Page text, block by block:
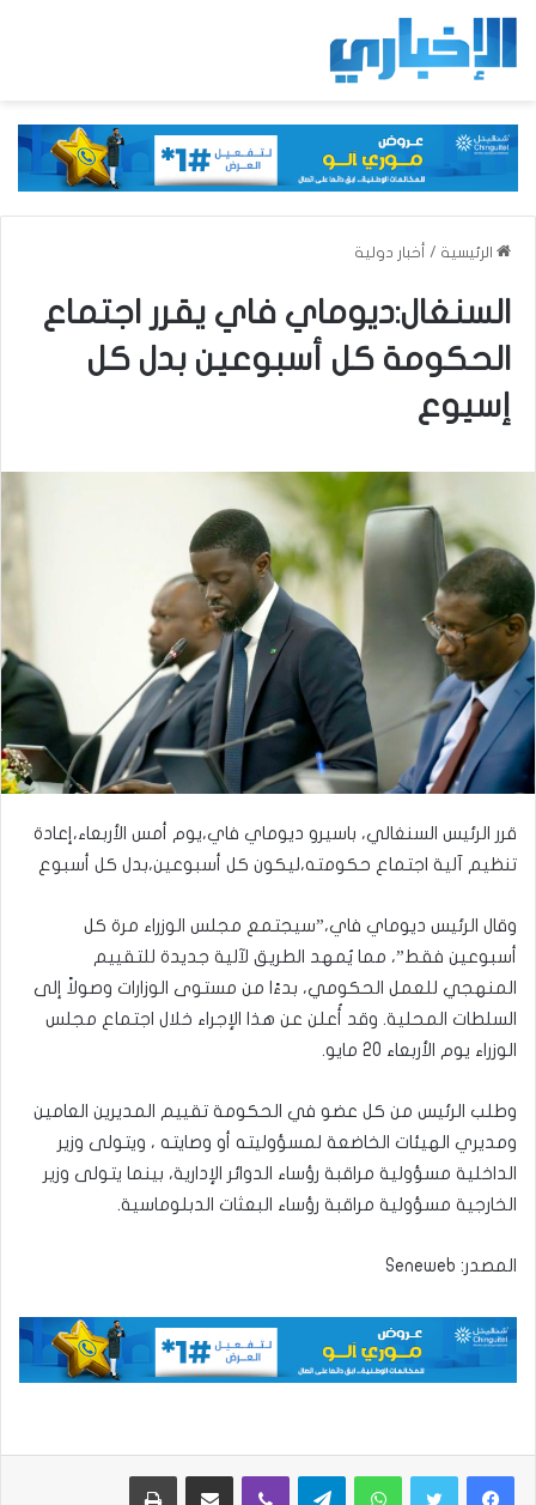
الرئيسية / أخبار دولية
السنغال:ديوماي فاي يقرر اجتماع
الحكومة كل أسبوعين بدل كل
إسيوع
قرر الرئيس السنغالي، باسيرو ديوماي فاي،يوم أمس الأربعاء،إعادة
تنظيم آلية اجتماع حكومته،ليكون كل أسبوعين،بدل كل أسبوع
وقال الرئيس ديوماي فاي،”سيجتمع مجلس الوزراء مرة كل
أسبوعين فقط”، مما يُمهد الطريق لآلية جديدة للتقييم
المنهجي للعمل الحكومي، بدءًا من مستوى الوزارات وصولاً إلى
السلطات المحلية. وقد أُعلن عن هذا الإجراء خلال اجتماع مجلس
الوزراء يوم الأربعاء 20 مايو.
وطلب الرئيس من كل عضو في الحكومة تقييم المديرين العامين
ومديري الهيئات الخاضعة لمسؤوليته أو وصايته ، ويتولى وزير
الداخلية مسؤولية مراقبة رؤساء الدوائر الإدارية، بينما يتولى وزير
الخارجية مسؤولية مراقبة رؤساء البعثات الدبلوماسية.
المصدر: Seneweb
واتساب تيلقرام ڤايبر مشاركة عبر البريد طباعة